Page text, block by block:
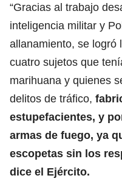
“Gracias al trabajo
inteligencia militar y
allanamiento, se logró
cuatro sujetos que
marihuana y quienes
delitos de tráfico,
estupefacientes, y
armas de fuego, ya
escopetas sin los
dice el Ejército.